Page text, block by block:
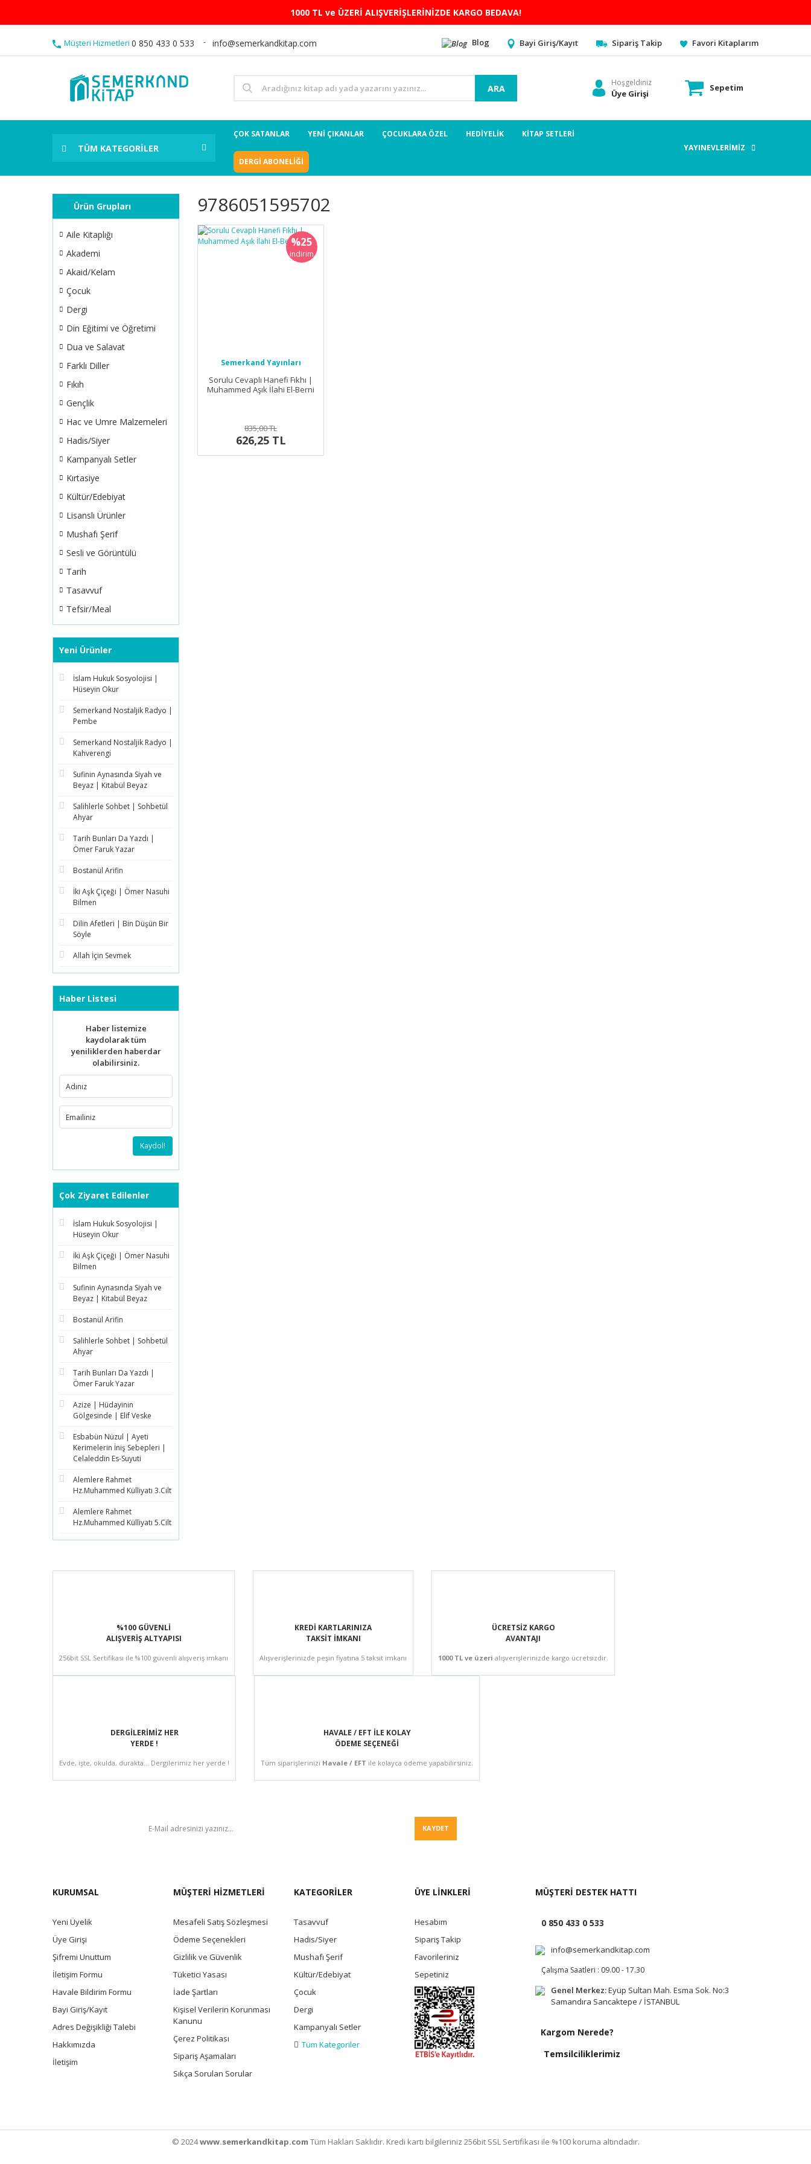
1000 TL ve ÜZERİ ALIŞVERİŞLERİNİZDE KARGO BEDAVA!
Müşteri Hizmetleri 0 850 433 0 533 info@semerkandkitap.com Blog Bayi Giriş/Kayıt Sipariş Takip Favori Kitaplarım
ARA
Hoşgeldiniz
Üye Girişi
Sepetim
TÜM KATEGORİLER
ÇOK SATANLAR YENİ ÇIKANLAR ÇOCUKLARA ÖZEL HEDİYELİK KİTAP SETLERİ
DERGİ ABONELİĞİ
YAYINEVLERİMİZ
Ürün Grupları
Aile Kitaplığı
Akademi
Akaid/Kelam
Çocuk
Dergi
Din Eğitimi ve Öğretimi
Dua ve Salavat
Farklı Diller
Fıkıh
Gençlik
Hac ve Umre Malzemeleri
Hadis/Siyer
Kampanyalı Setler
Kırtasiye
Kültür/Edebiyat
Lisanslı Ürünler
Mushafı Şerif
Sesli ve Görüntülü
Tarih
Tasavvuf
Tefsir/Meal
Yeni Ürünler
İslam Hukuk Sosyolojisi |
Hüseyin Okur
Semerkand Nostaljik Radyo |
Pembe
Semerkand Nostaljik Radyo |
Kahverengi
Sufinin Aynasında Siyah ve
Beyaz | Kitabül Beyaz
Salihlerle Sohbet | Sohbetül
Ahyar
Tarih Bunları Da Yazdı |
Ömer Faruk Yazar
Bostanül Arifin
İki Aşk Çiçeği | Ömer Nasuhi
Bilmen
Dilin Afetleri | Bin Düşün Bir
Söyle
Allah İçin Sevmek
Haber Listesi
Haber listemize
kaydolarak tüm
yeniliklerden haberdar
olabilirsiniz.
Kaydol!
Çok Ziyaret Edilenler
İslam Hukuk Sosyolojisi |
Hüseyin Okur
İki Aşk Çiçeği | Ömer Nasuhi
Bilmen
Sufinin Aynasında Siyah ve
Beyaz | Kitabül Beyaz
Bostanül Arifin
Salihlerle Sohbet | Sohbetül
Ahyar
Tarih Bunları Da Yazdı |
Ömer Faruk Yazar
Azize | Hüdayinin
Gölgesinde | Elif Veske
Esbabün Nüzul | Ayeti
Kerimelerin İniş Sebepleri |
Celaleddin Es-Suyuti
Alemlere Rahmet
Hz.Muhammed Külliyatı 3.Cilt
Alemlere Rahmet
Hz.Muhammed Külliyatı 5.Cilt
9786051595702
%25
indirim
Semerkand Yayınları
Sorulu Cevaplı Hanefi Fıkhı |
Muhammed Aşık İlahi El-Berni
835,00 TL
626,25 TL
%100 GÜVENLİ
ALIŞVERİŞ ALTYAPISI
256bit SSL Sertifikası ile %100 güvenli alışveriş imkanı
KREDİ KARTLARINIZA
TAKSİT İMKANI
Alışverişlerinizde peşin fiyatına 5 taksit imkanı
ÜCRETSİZ KARGO
AVANTAJI
1000 TL ve üzeri alışverişlerinizde kargo ücretsizdir.
DERGİLERİMİZ HER
YERDE !
Evde, işte, okulda, durakta... Dergilerimiz her yerde !
HAVALE / EFT İLE KOLAY
ÖDEME SEÇENEĞİ
Tüm siparişlerinizi Havale / EFT ile kolayca ödeme yapabilirsiniz.
KAYDET
KURUMSAL
Yeni Üyelik
Üye Girişi
Şifremi Unuttum
İletişim Formu
Havale Bildirim Formu
Bayi Giriş/Kayıt
Adres Değişikliği Talebi
Hakkımızda
İletişim
MÜŞTERİ HİZMETLERİ
Mesafeli Satış Sözleşmesi
Ödeme Seçenekleri
Gizlilik ve Güvenlik
Tüketici Yasası
İade Şartları
Kişisel Verilerin Korunması
Kanunu
Çerez Politikası
Sipariş Aşamaları
Sıkça Sorulan Sorular
KATEGORİLER
Tasavvuf
Hadis/Siyer
Mushafı Şerif
Kültür/Edebiyat
Çocuk
Dergi
Kampanyalı Setler
Tüm Kategoriler
ÜYE LİNKLERİ
Hesabım
Sipariş Takip
Favorileriniz
Sepetiniz
MÜŞTERİ DESTEK HATTI
0 850 433 0 533
info@semerkandkitap.com
Çalışma Saatleri : 09.00 - 17.30
Genel Merkez:Eyüp Sultan Mah. Esma Sok. No:3
Samandıra Sancaktepe / İSTANBUL
Kargom Nerede?
Temsilciliklerimiz
© 2024www.semerkandkitap.com Tüm Hakları Saklıdır. Kredi kartı bilgileriniz 256bit SSL Sertifikası ile %100 koruma altındadır.